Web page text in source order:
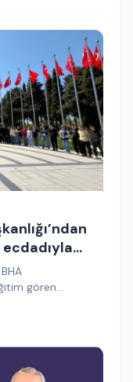
ecdadıyla
gören
tarihi mirasını